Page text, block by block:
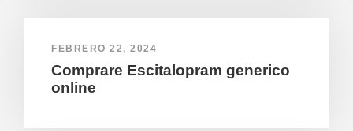
FEBRERO 22, 2024
Comprare Escitalopram generico
online